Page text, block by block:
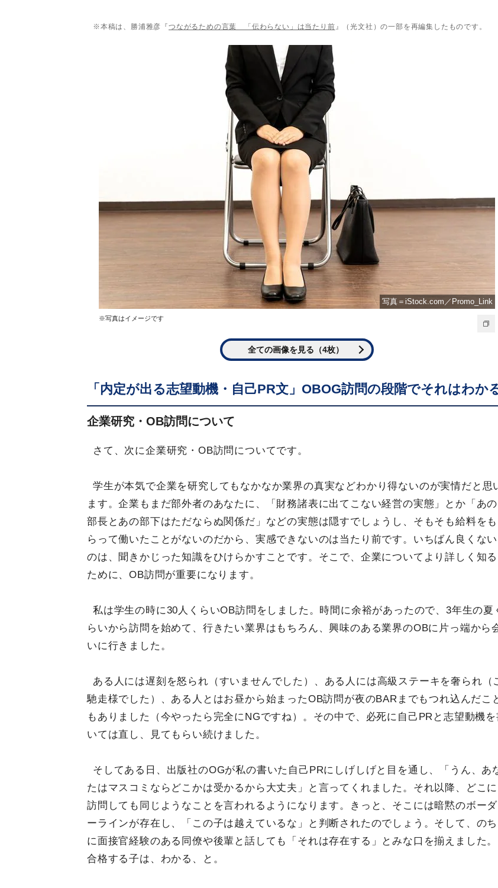
※本稿は、勝浦雅彦『つながるための言葉 「伝わらない」は当たり前 』（光文社）の一部を再編集したものです。
写真＝iStock.com／Promo_Link
※写真はイメージです
全ての画像を見る（4枚）
「内定が出る志望動機・自己PR文」OBOG訪問の段階でそれはわか
企業研究・OB訪問について
さて、次に企業研究・OB訪問についてです。
学生が本気で企業を研究してもなかなか業界の真実などわかり得ないのが実情だと思
ます。企業もまだ部外者のあなたに、「財務諸表に出てこない経営の実態」とか「あの
部長とあの部下はただならぬ関係だ」などの実態は隠すでしょうし、そもそも給料をも
らって働いたことがないのだから、実感できないのは当たり前です。いちばん良くない
のは、聞きかじった知識をひけらかすことです。そこで、企業についてより詳しく知る
ために、OB訪問が重要になります。
私は学生の時に30人くらいOB訪問をしました。時間に余裕があったので、3年生の夏
らいから訪問を始めて、行きたい業界はもちろん、興味のある業界のOBに片っ端から
いに行きました。
ある人には遅刻を怒られ（すいませんでした）、ある人には高級ステーキを奢られ（
馳走様でした）、ある人とはお昼から始まったOB訪問が夜のBARまでもつれ込んだこ
もありました（今やったら完全にNGですね）。その中で、必死に自己PRと志望動機を
いては直し、見てもらい続けました。
そしてある日、出版社のOGが私の書いた自己PRにしげしげと目を通し、「うん、あ
たはマスコミならどこかは受かるから大丈夫」と言ってくれました。それ以降、どこに
訪問しても同じようなことを言われるようになります。きっと、そこには暗黙のボーダ
ーラインが存在し、「この子は越えているな」と判断されたのでしょう。そして、のち
に面接官経験のある同僚や後輩と話しても「それは存在する」とみな口を揃えました。
合格する子は、わかる、と。